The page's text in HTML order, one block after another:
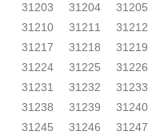
31203
31204 31205
31210
31211 31212
31217
31218 31219
31224
31225 31226
31231
31232 31233
31238
31239 31240
31245
31246 31247